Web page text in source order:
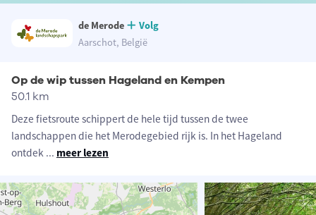
de Merode
Volg
Aarschot, België
Op de wip tussen Hageland en Kempen
50.1 km
Deze fietsroute schippert de hele tijd tussen de twee
landschappen die het Merodegebied rijk is. In het Hageland
ontdek ... meer lezen